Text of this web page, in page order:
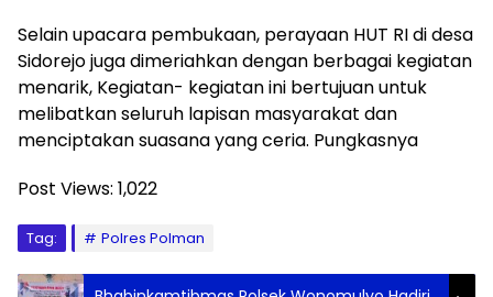
Selain upacara pembukaan, perayaan HUT RI di desa
Sidorejo juga dimeriahkan dengan berbagai kegiatan
menarik, Kegiatan- kegiatan ini bertujuan untuk
melibatkan seluruh lapisan masyarakat dan
menciptakan suasana yang ceria. Pungkasnya
Post Views: 1,022
Tag: Polres Polman